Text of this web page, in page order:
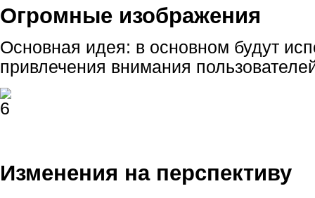
Огромные изображения
Основная идея: в основном будут
привлечения внимания
Изменения на перспективу